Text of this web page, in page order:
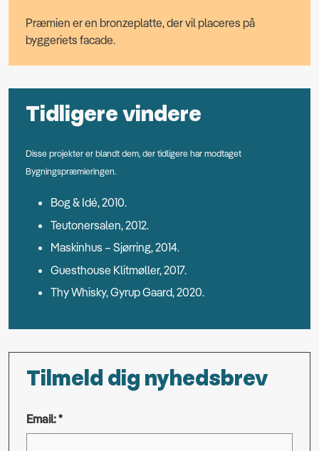
Præmien er en bronzeplatte, der vil placeres på
byggeriets facade.
Tidligere vindere
Disse projekter er blandt dem, der tidligere har modtaget
Bygningspræmieringen.
Bog & Idé, 2010.
Teutonersalen, 2012.
Maskinhus – Sjørring, 2014.
Guesthouse Klitmøller, 2017.
Thy Whisky, Gyrup Gaard, 2020.
Tilmeld dig nyhedsbrev
Email: *